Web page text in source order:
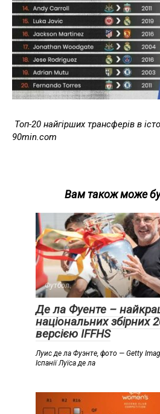
Топ-20 найгірших трансферів в
90min.com
Вам також може
Футбол
Де ла Фуенте –
національних збірних
версією IFFHS
Луис де ла Фуэнте, фото — Getty
Іспанії Луїса де ла